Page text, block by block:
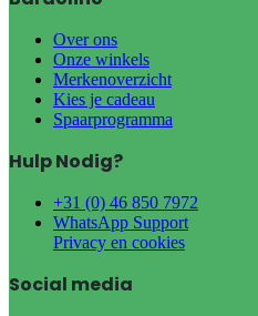
Over ons
Onze winkels
Merkenoverzicht
Kies je cadeau
Spaarprogramma
Hulp Nodig?
+31 (0) 46 850 7972
WhatsApp Support
Privacy en cookies
Social media